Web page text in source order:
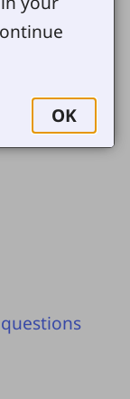
तपाईहरूको
आफ्नै भाषामा
OK